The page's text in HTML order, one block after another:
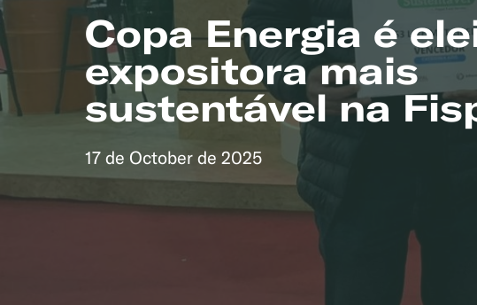
Copa Energia é
expositora mais
sustentável na
17 de October de 2025